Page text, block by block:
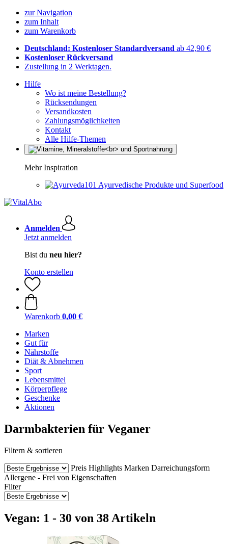
zur Navigation
zum Inhalt
zum Warenkorb
Deutschland: Kostenloser Standardversand ab 42,90 €
Kostenloser Rückversand
Zustellung in 2 Werktagen.
Hilfe
Wo ist meine Bestellung?
Rücksendungen
Versandkosten
Zahlungsmöglichkeiten
Kontakt
Alle Hilfe-Themen
Mehr Inspiration
Ayurvedische Produkte und Superfood
Anmelden
Jetzt anmelden
Bist du neu hier?
Konto erstellen
Warenkorb 0,00 €
Marken
Gut für
Nährstoffe
Diät & Abnehmen
Sport
Lebensmittel
Körperpflege
Geschenke
Aktionen
Darmbakterien für Veganer
Filtern & sortieren
Preis Highlights Marken Darreichungsform
Allergene - Frei von Eigenschaften
Filter
Vegan: 1 - 30 von 38 Artikeln